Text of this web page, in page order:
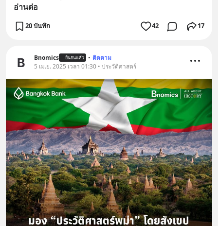
อ่านต่อ
20 บันทึก 42 17
Bnomics ยืนยันแล้ว • ติดตาม
5 เม.ย. 2025 เวลา 01:30 • ประวัติศาสตร์